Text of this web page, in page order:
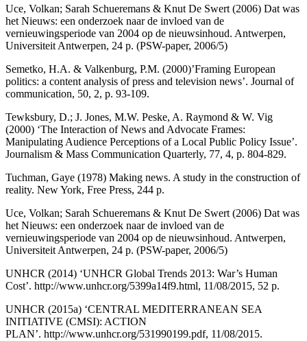
Uce, Volkan; Sarah Schueremans & Knut De Swert (2006) Dat was
het Nieuws: een onderzoek naar de invloed van de
vernieuwingsperiode van 2004 op de nieuwsinhoud. Antwerpen,
Universiteit Antwerpen, 24 p. (PSW-paper, 2006/5)
Semetko, H.A. & Valkenburg, P.M. (2000)’Framing European
politics: a content analysis of press and television news’. Journal of
communication, 50, 2, p. 93-109.
Tewksbury, D.; J. Jones, M.W. Peske, A. Raymond & W. Vig
(2000) ‘The Interaction of News and Advocate Frames:
Manipulating Audience Perceptions of a Local Public Policy Issue’.
Journalism & Mass Communication Quarterly, 77, 4, p. 804-829.
Tuchman, Gaye (1978) Making news. A study in the construction of
reality. New York, Free Press, 244 p.
Uce, Volkan; Sarah Schueremans & Knut De Swert (2006) Dat was
het Nieuws: een onderzoek naar de invloed van de
vernieuwingsperiode van 2004 op de nieuwsinhoud. Antwerpen,
Universiteit Antwerpen, 24 p. (PSW-paper, 2006/5)
UNHCR (2014) ‘UNHCR Global Trends 2013: War’s Human
Cost’. http://www.unhcr.org/5399a14f9.html, 11/08/2015, 52 p.
UNHCR (2015a) ‘CENTRAL MEDITERRANEAN SEA
INITIATIVE (CMSI): ACTION
PLAN’. http://www.unhcr.org/531990199.pdf, 11/08/2015.